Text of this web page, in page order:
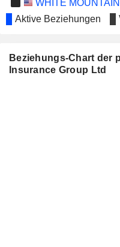
WHITE
INSURANCE GROUP,
WIPRO LIMITED
ALLIANZ SE
Aktive Beziehungen
Beziehungs-Chart der
Insurance Group Ltd